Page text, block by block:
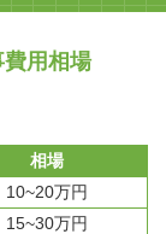
用相場
相場
10~20万円
15~30万円